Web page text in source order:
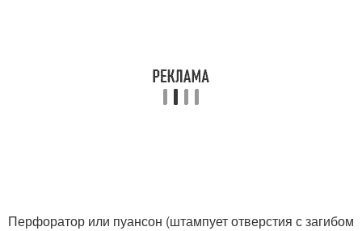
Перфоратор или пуансон (штампует отверстия с загибом